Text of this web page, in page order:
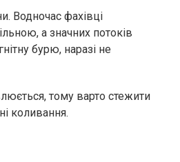
Водночас фахівці
а значних потоків
бурю, наразі не
тому варто стежити
коливання.